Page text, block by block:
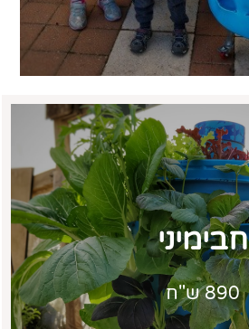
חבימיני
890 ש"ח